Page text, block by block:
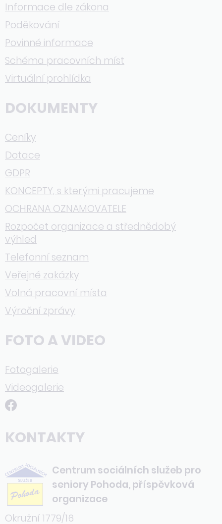
Informace dle zákona
Poděkování
Povinné informace
Schéma pracovních míst
Virtuální prohlídka
DOKUMENTY
Ceníky
Dotace
GDPR
KONCEPTY, s kterými pracujeme
OCHRANA OZNAMOVATELE
Rozpočet organizace a střednědobý
výhled
Telefonní seznam
Veřejné zakázky
Volná pracovní místa
Výroční zprávy
FOTO A VIDEO
Fotogalerie
Videogalerie
KONTAKTY
Centrum sociálních služeb pro
seniory Pohoda, příspěvková
organizace
Okružní 1779/16